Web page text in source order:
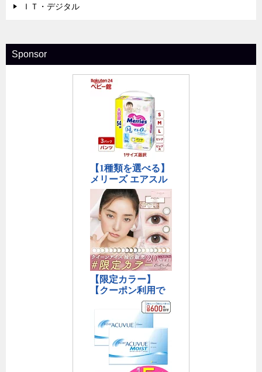
ＩＴ・デジタル
Sponsor